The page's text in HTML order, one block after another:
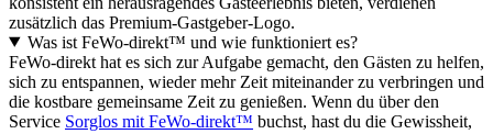
zusätzlich das Premium-Gastgeber-Logo.
Was ist FeWo-direkt™ und wie funktioniert es?
FeWo-direkt hat es sich zur Aufgabe gemacht, den Gästen zu helfen,
sich zu entspannen, wieder mehr Zeit miteinander zu verbringen und
die kostbare gemeinsame Zeit zu genießen. Wenn du über den
Service Sorglos mit FeWo-direkt™ buchst, hast du die Gewissheit,